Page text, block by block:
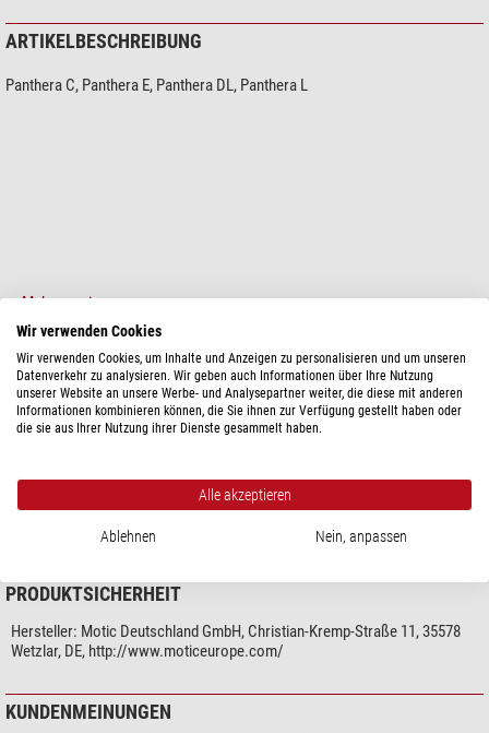
ARTIKELBESCHREIBUNG
Panthera C, Panthera E, Panthera DL, Panthera L
Mehr anzeigen...
TECHNISCHE DATEN
Passend zur Serie
PRODUKTSICHERHEIT
Hersteller: Motic Deutschland GmbH, Christian-Kremp-Straße 11, 35578
Wetzlar, DE, http://www.moticeurope.com/
KUNDENMEINUNGEN
Wir verwenden Cookies
Wir verwenden Cookies, um Inhalte und Anzeigen zu personalisieren und um unseren
Datenverkehr zu analysieren. Wir geben auch Informationen über Ihre Nutzung
unserer Website an unsere Werbe- und Analysepartner weiter, die diese mit anderen
Informationen kombinieren können, die Sie ihnen zur Verfügung gestellt haben oder
die sie aus Ihrer Nutzung ihrer Dienste gesammelt haben.
Alle akzeptieren
Ablehnen Nein, anpassen